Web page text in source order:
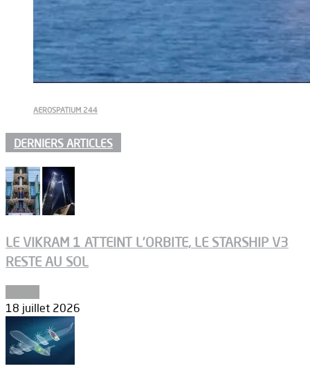
AEROSPATIUM 244
DERNIERS ARTICLES
LE VIKRAM 1 ATTEINT L’ORBITE, LE STARSHIP V3
RESTE AU SOL
18 juillet 2026